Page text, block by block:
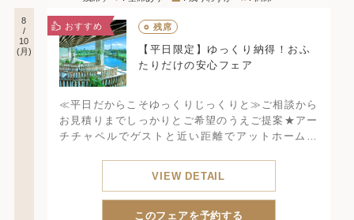
8
/
10
(月)
おすすめ ○ 残席
【平日限定】ゆっくり納得！おふ
たりだけの安心フェア
≪平日だからこそゆっくりじっくりと≫ご相談から
お見積りまでしっかりとご希望のうえご提案★アー
チチャペルでゲストと近い距離でアットホーム挙
VIEW DETAIL
このフェアを予約する